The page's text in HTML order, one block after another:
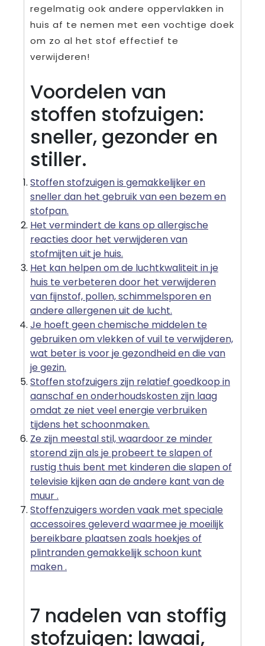
regelmatig ook andere oppervlakken in
huis af te nemen met een vochtige doek
om zo al het stof effectief te
verwijderen!
Voordelen van
stoffen stofzuigen:
sneller, gezonder en
stiller.
Stoffen stofzuigen is gemakkelijker en
sneller dan het gebruik van een bezem en
stofpan.
Het vermindert de kans op allergische
reacties door het verwijderen van
stofmijten uit je huis.
Het kan helpen om de luchtkwaliteit in je
huis te verbeteren door het verwijderen
van fijnstof, pollen, schimmelsporen en
andere allergenen uit de lucht.
Je hoeft geen chemische middelen te
gebruiken om vlekken of vuil te verwijderen,
wat beter is voor je gezondheid en die van
je gezin.
Stoffen stofzuigers zijn relatief goedkoop in
aanschaf en onderhoudskosten zijn laag
omdat ze niet veel energie verbruiken
tijdens het schoonmaken.
Ze zijn meestal stil, waardoor ze minder
storend zijn als je probeert te slapen of
rustig thuis bent met kinderen die slapen of
televisie kijken aan de andere kant van de
muur .
Stoffenzuigers worden vaak met speciale
accessoires geleverd waarmee je moeilijk
bereikbare plaatsen zoals hoekjes of
plintranden gemakkelijk schoon kunt
maken .
7 nadelen van stoffig
stofzuigen: lawaai,